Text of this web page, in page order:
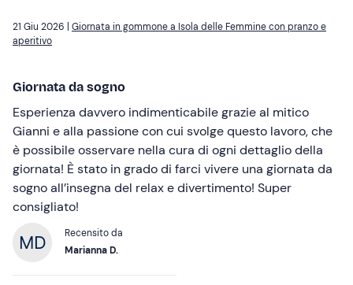
21 Giu 2026 | Giornata in gommone a Isola delle Femmine con pranzo e
aperitivo
Giornata da sogno
Esperienza davvero indimenticabile grazie al mitico
Gianni e alla passione con cui svolge questo lavoro, che
è possibile osservare nella cura di ogni dettaglio della
giornata! È stato in grado di farci vivere una giornata da
sogno all’insegna del relax e divertimento! Super
consigliato!
Recensito da
Marianna D.